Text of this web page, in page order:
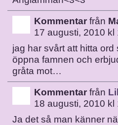
Kommentar från
17 augusti, 2010
jag har svårt att hitta
öppna famnen och
gråta mot…
Kommentar från
18 augusti, 2010
Ja det så man känner